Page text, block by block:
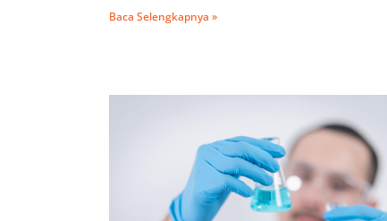
Baca Selengkapnya »